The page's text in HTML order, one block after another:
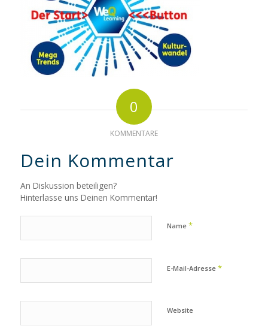
0
KOMMENTARE
Dein Kommentar
An Diskussion beteiligen?
Hinterlasse uns Deinen Kommentar!
Name *
E-Mail-Adresse *
Website